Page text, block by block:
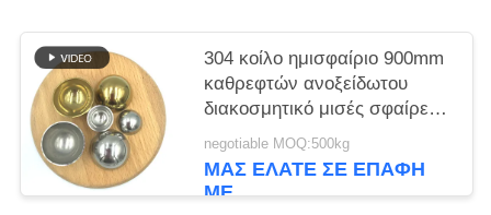
304 κοίλο ημισφαίριο 900mm
καθρεφτών ανοξείδωτου
διακοσμητικό μισές σφαίρες
σιδήρου
negotiable MOQ:500kg
ΜΑΣ ΕΛΆΤΕ ΣΕ ΕΠΑΦΉ
ΜΕ